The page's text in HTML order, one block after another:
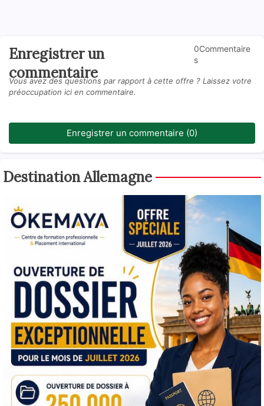
Enregistrer un
commentaire
0Commentaire
s
Vous avez des questions par rapport à cette offre ? Laissez votre
préoccupation ici en commentaire.
Enregistrer un commentaire (0)
Destination Allemagne